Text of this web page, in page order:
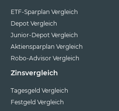
ETF-Sparplan Vergleich
Depot Vergleich
Junior-Depot Vergleich
Aktiensparplan Vergleich
Robo-Advisor Vergleich
Zinsvergleich
Tagesgeld Vergleich
Festgeld Vergleich